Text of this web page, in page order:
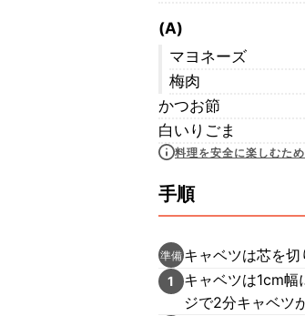
(A)
マヨネーズ
梅肉
かつお節
白いりごま
料理を安全に楽しむた
手順
準備 キャベツは芯を切
1
キャベツは1cm
ジで2分キャベツ